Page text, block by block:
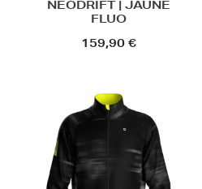
NEODRIFT | JAUNE
FLUO
159,90 €